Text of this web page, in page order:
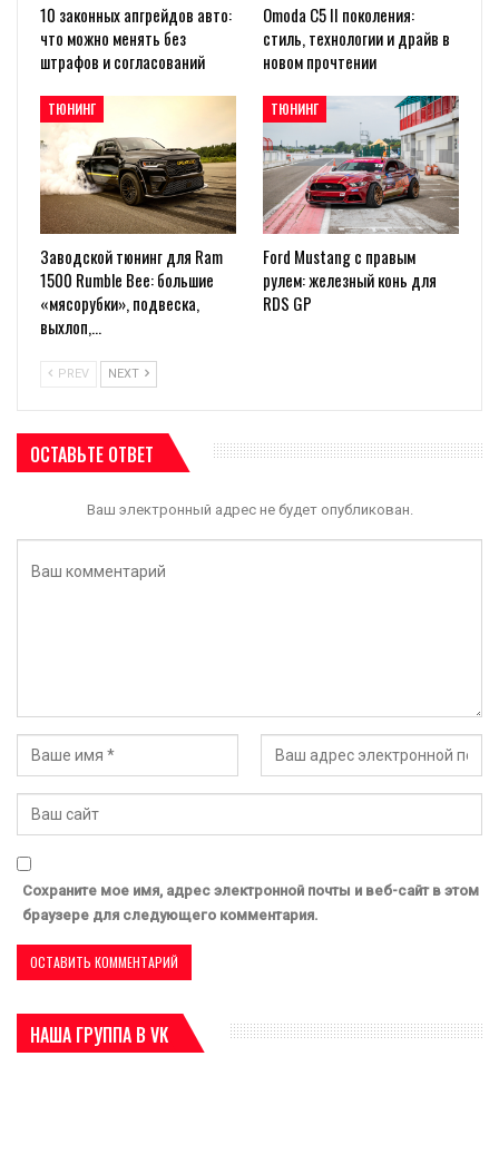
10 законных апгрейдов авто:
что можно менять без
штрафов и согласований
Omoda C5 II поколения:
стиль, технологии и драйв в
новом прочтении
ТЮНИНГ
Заводской тюнинг для Ram
1500 Rumble Bee: большие
«мясорубки», подвеска,
выхлоп,…
ТЮНИНГ
Ford Mustang с правым
рулем: железный конь для
RDS GP
PREV NEXT
ОСТАВЬТЕ ОТВЕТ
Ваш электронный адрес не будет опубликован.
Сохраните мое имя, адрес электронной почты и веб-сайт в этом
браузере для следующего комментария.
НАША ГРУППА В VK